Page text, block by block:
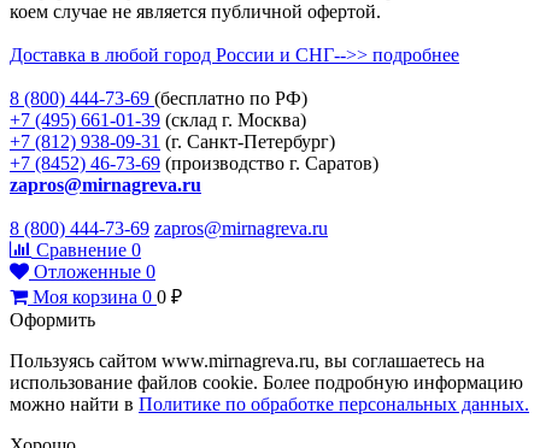
коем случае не является публичной офертой.
Доставка в любой город России и СНГ-->> подробнее
8 (800) 444-73-69 (бесплатно по РФ)
+7 (495) 661-01-39 (склад г. Москва)
+7 (812) 938-09-31 (г. Санкт-Петербург)
+7 (8452) 46-73-69 (производство г. Саратов)
zapros@mirnagreva.ru
8 (800) 444-73-69 zapros@mirnagreva.ru
Сравнение 0
Отложенные 0
Моя корзина 0 0 ₽
Оформить
Пользуясь сайтом www.mirnagreva.ru, вы соглашаетесь на
использование файлов cookie. Более подробную информацию
можно найти в Политике по обработке персональных данных.